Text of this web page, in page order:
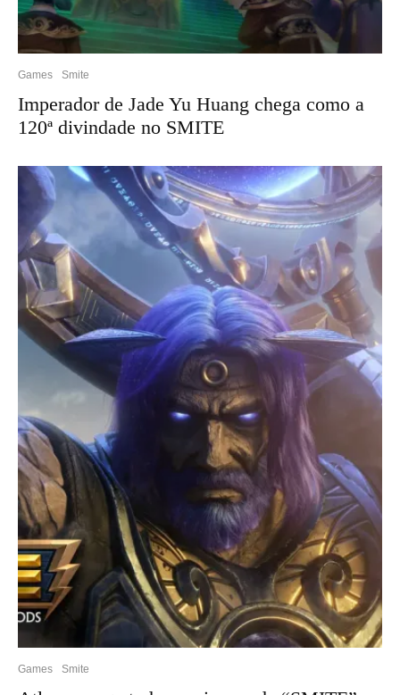
Games Smite
Imperador de Jade Yu Huang chega como a
120ª divindade no SMITE
Games Smite